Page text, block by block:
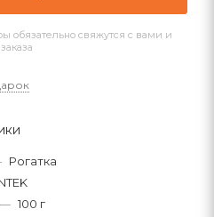
обязательно свяжутся с вами и
Рогатка
— 100 г